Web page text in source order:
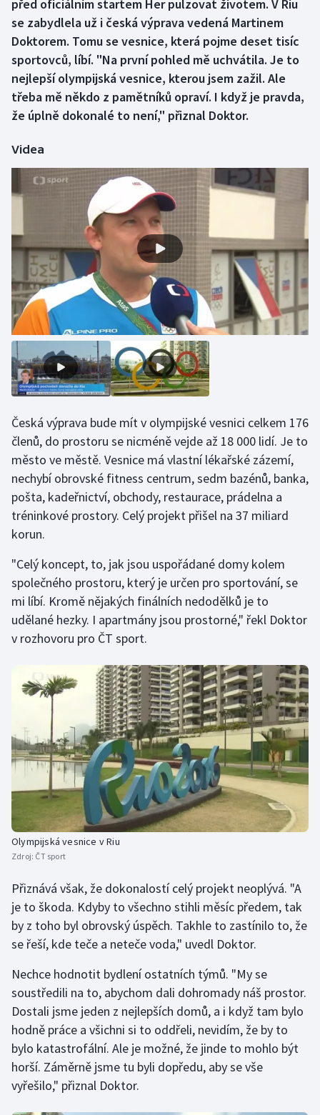
Curling
Florbal
Futsal
Golf
Gymnastika
Jezdectví
Judo
Krasobruslení
Lezení
Lyže a snowboard
Moderní pětiboj
Motorsport
Olympijské hry
Parasport
Plavání
Plážový volejbal
Ragby
Rychlobruslení
Rychlostní kanoistika
Short track
Sportovní střelba
Stolní tenis
Triatlon
Vodní slalom
Volejbal
Ostatní
před oficiálním startem Her pulzovat životem. V Riu
se zabydlela už i česká výprava vedená Martinem
Doktorem. Tomu se vesnice, která pojme deset tisíc
sportovců, líbí. "Na první pohled mě uchvátila. Je to
nejlepší olympijská vesnice, kterou jsem zažil. Ale
třeba mě někdo z pamětníků opraví. I když je pravda,
že úplně dokonalé to není," přiznal Doktor.
Videa
Česká výprava bude mít v olympijské vesnici celkem 176
členů, do prostoru se nicméně vejde až 18 000 lidí. Je to
město ve městě. Vesnice má vlastní lékařské zázemí,
nechybí obrovské fitness centrum, sedm bazénů, banka,
pošta, kadeřnictví, obchody, restaurace, prádelna a
tréninkové prostory. Celý projekt přišel na 37 miliard
korun.
"Celý koncept, to, jak jsou uspořádané domy kolem
společného prostoru, který je určen pro sportování, se
mi líbí. Kromě nějakých finálních nedodělků je to
udělané hezky. I apartmány jsou prostorné," řekl Doktor
v rozhovoru pro ČT sport.
Olympijská vesnice v Riu
Zdroj: ČT sport
Přiznává však, že dokonalostí celý projekt neoplývá. "A
je to škoda. Kdyby to všechno stihli měsíc předem, tak
by z toho byl obrovský úspěch. Takhle to zastínilo to, že
se řeší, kde teče a neteče voda," uvedl Doktor.
Nechce hodnotit bydlení ostatních týmů. "My se
soustředili na to, abychom dali dohromady náš prostor.
Dostali jsme jeden z nejlepších domů, a i když tam bylo
hodně práce a všichni si to oddřeli, nevidím, že by to
bylo katastrofální. Ale je možné, že jinde to mohlo být
horší. Záměrně jsme tu byli dopředu, aby se vše
vyřešilo," přiznal Doktor.